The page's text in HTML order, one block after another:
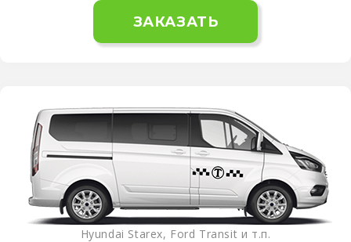
ЗАКАЗАТЬ
Hyundai Starex, Ford Transit и т.п.